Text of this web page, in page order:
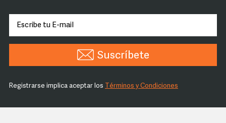
Suscríbete
Registrarse implica aceptar los Términos y Condiciones